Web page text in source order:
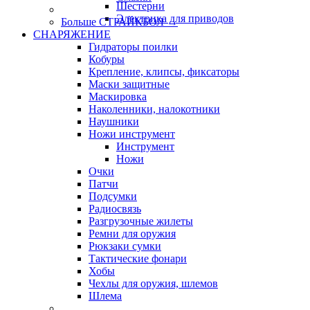
Шестерни
Электрика для приводов
Больше СТРАЙКБОЛ→
СНАРЯЖЕНИЕ
Гидраторы поилки
Кобуры
Крепление, клипсы, фиксаторы
Маски защитные
Маскировка
Наколенники, налокотники
Наушники
Ножи инструмент
Инструмент
Ножи
Очки
Патчи
Подсумки
Радиосвязь
Разгрузочные жилеты
Ремни для оружия
Рюкзаки сумки
Тактические фонари
Хобы
Чехлы для оружия, шлемов
Шлема